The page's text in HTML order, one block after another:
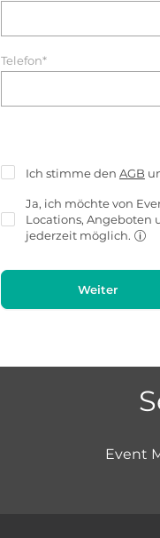
Telefon*
Ich stimme den AGB
Ja, ich möchte von
Locations, Angeboten
jederzeit möglich.
Weiter
Event